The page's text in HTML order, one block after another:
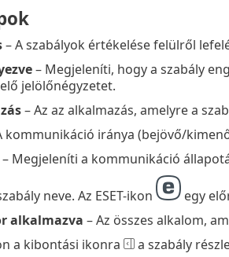
– A szabályok értékelése felülről
– Megjeleníti, hogy a szabály
jelölőnégyzetet.
– Az az alkalmazás, amelyre a
kommunikáció iránya (bejövő/
Megjeleníti a kommunikáció
neve. Az ESET-ikon
egy
alkalmazva – Az összes alkalom,
a kibontási ikonra
a szabály